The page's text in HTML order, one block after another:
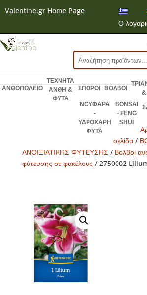
Valentine.gr Home Page
Ο
Αναζήτηση
για:
ΑΝΘΟΠΩΛΕΙΟ
ΤΕΧΝΗΤΑ
ΑΝΘΗ &
ΦΥΤΑ
ΣΠΟΡΟΙ ΒΟΛΒΟΙ
ΝΟΥΦΑΡΑ
-
ΥΔΡΟΧΑΡΗ
ΦΥΤΑ
BONSAI
- FENG
SHUI
σελίδα /
ΑΝΟΙΞΙΑΤΙΚΗΣ ΦΥΤΕΥΣΗΣ/ Βολβοί
φύτευσης σε φακέλους / 2750002